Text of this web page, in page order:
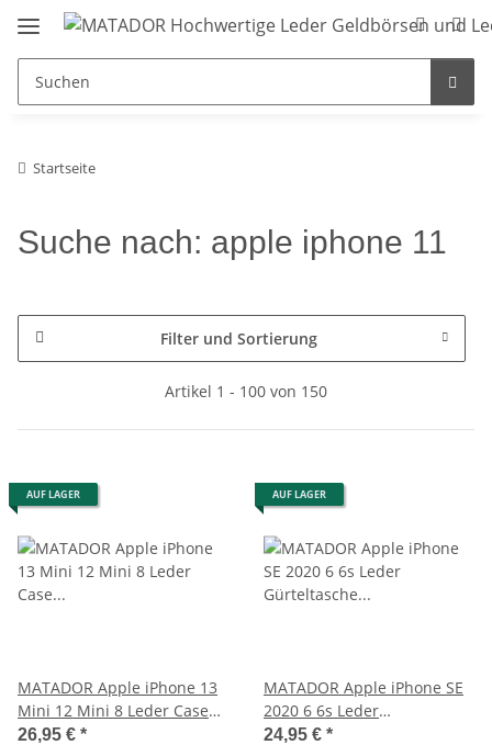
Startseite
Suche nach: apple iphone 11
Filter und Sortierung
Artikel 1 - 100 von 150
AUF LAGER
MATADOR Apple iPhone 13
Mini 12 Mini 8 Leder Case
Hülle Schwarz
26,95 € *
AUF LAGER
MATADOR Apple iPhone SE
2020 6 6s Leder
Gürteltasche Hülle Braun
24,95 € *